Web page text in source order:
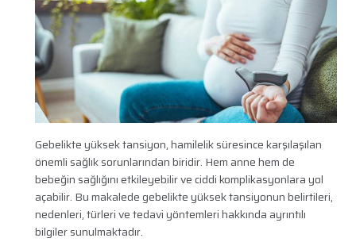
Gebelikte yüksek tansiyon, hamilelik süresince karşılaşılan
önemli sağlık sorunlarından biridir. Hem anne hem de
bebeğin sağlığını etkileyebilir ve ciddi komplikasyonlara yol
açabilir. Bu makalede gebelikte yüksek tansiyonun belirtileri,
nedenleri, türleri ve tedavi yöntemleri hakkında ayrıntılı
bilgiler sunulmaktadır.